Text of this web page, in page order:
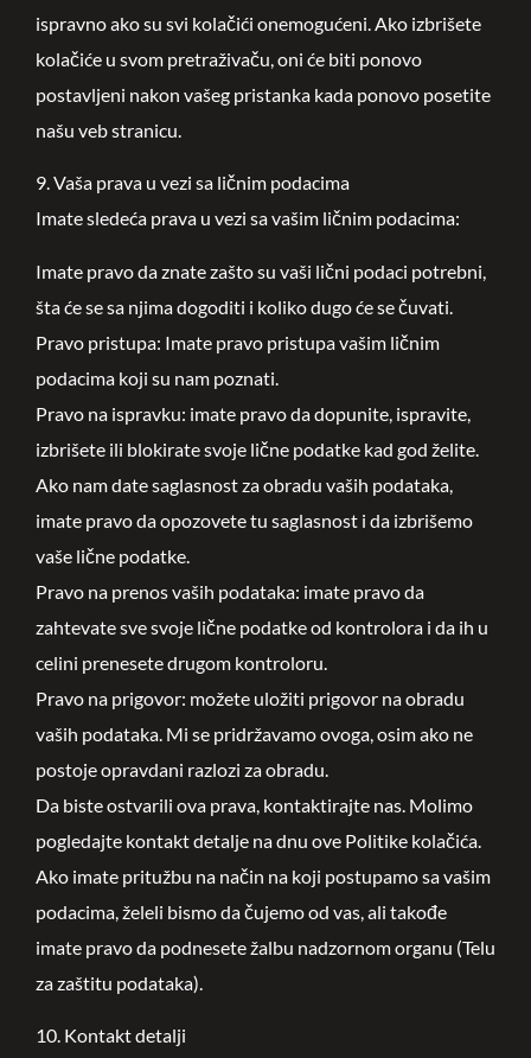
ispravno ako su svi kolačići onemogućeni. Ako izbrišete
kolačiće u svom pretraživaču, oni će biti ponovo
postavljeni nakon vašeg pristanka kada ponovo posetite
našu veb stranicu.
9. Vaša prava u vezi sa ličnim podacima
Imate sledeća prava u vezi sa vašim ličnim podacima:
Imate pravo da znate zašto su vaši lični podaci potrebni,
šta će se sa njima dogoditi i koliko dugo će se čuvati.
Pravo pristupa: Imate pravo pristupa vašim ličnim
podacima koji su nam poznati.
Pravo na ispravku: imate pravo da dopunite, ispravite,
izbrišete ili blokirate svoje lične podatke kad god želite.
Ako nam date saglasnost za obradu vaših podataka,
imate pravo da opozovete tu saglasnost i da izbrišemo
vaše lične podatke.
Pravo na prenos vaših podataka: imate pravo da
zahtevate sve svoje lične podatke od kontrolora i da ih u
celini prenesete drugom kontroloru.
Pravo na prigovor: možete uložiti prigovor na obradu
vaših podataka. Mi se pridržavamo ovoga, osim ako ne
postoje opravdani razlozi za obradu.
Da biste ostvarili ova prava, kontaktirajte nas. Molimo
pogledajte kontakt detalje na dnu ove Politike kolačića.
Ako imate pritužbu na način na koji postupamo sa vašim
podacima, želeli bismo da čujemo od vas, ali takođe
imate pravo da podnesete žalbu nadzornom organu (Telu
za zaštitu podataka).
10. Kontakt detalji